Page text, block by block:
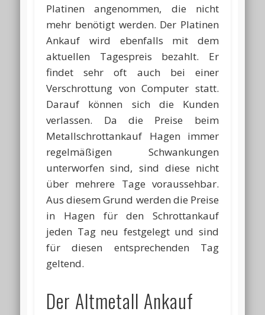
Platinen angenommen, die nicht
mehr benötigt werden. Der Platinen
Ankauf wird ebenfalls mit dem
aktuellen Tagespreis bezahlt. Er
findet sehr oft auch bei einer
Verschrottung von Computer statt.
Darauf können sich die Kunden
verlassen. Da die Preise beim
Metallschrottankauf Hagen immer
regelmäßigen Schwankungen
unterworfen sind, sind diese nicht
über mehrere Tage voraussehbar.
Aus diesem Grund werden die Preise
in Hagen für den Schrottankauf
jeden Tag neu festgelegt und sind
für diesen entsprechenden Tag
geltend.
Der Altmetall Ankauf